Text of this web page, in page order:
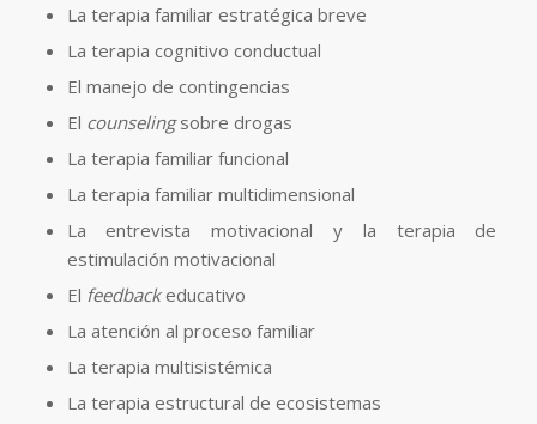
La terapia familiar estratégica breve
La terapia cognitivo conductual
El manejo de contingencias
El counselingsobre drogas
La terapia familiar funcional
La terapia familiar multidimensional
La entrevista motivacional y la terapia de
estimulación motivacional
El feedbackeducativo
La atención al proceso familiar
La terapia multisistémica
La terapia estructural de ecosistemas